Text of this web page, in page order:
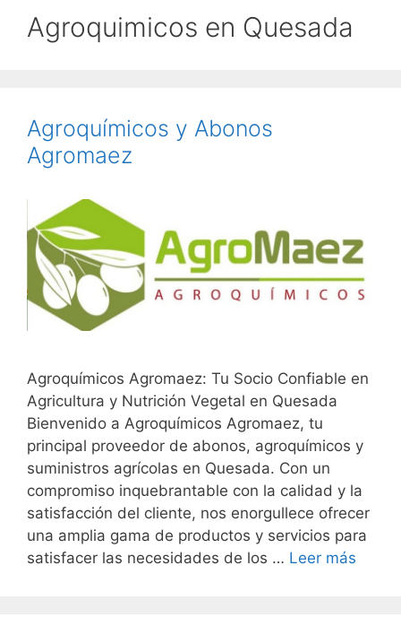
Agroquimicos en Quesada
Agroquímicos y Abonos
Agromaez
Agroquímicos Agromaez: Tu Socio Confiable en
Agricultura y Nutrición Vegetal en Quesada
Bienvenido a Agroquímicos Agromaez, tu
principal proveedor de abonos, agroquímicos y
suministros agrícolas en Quesada. Con un
compromiso inquebrantable con la calidad y la
satisfacción del cliente, nos enorgullece ofrecer
una amplia gama de productos y servicios para
satisfacer las necesidades de los … Leer más